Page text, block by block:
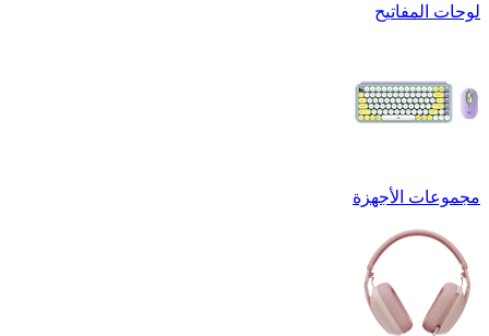
لوحات المفاتيح
مجموعات الأجهزة